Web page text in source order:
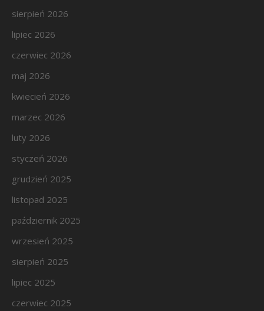
sierpień 2026
lipiec 2026
czerwiec 2026
maj 2026
kwiecień 2026
marzec 2026
luty 2026
styczeń 2026
grudzień 2025
listopad 2025
październik 2025
wrzesień 2025
sierpień 2025
lipiec 2025
czerwiec 2025